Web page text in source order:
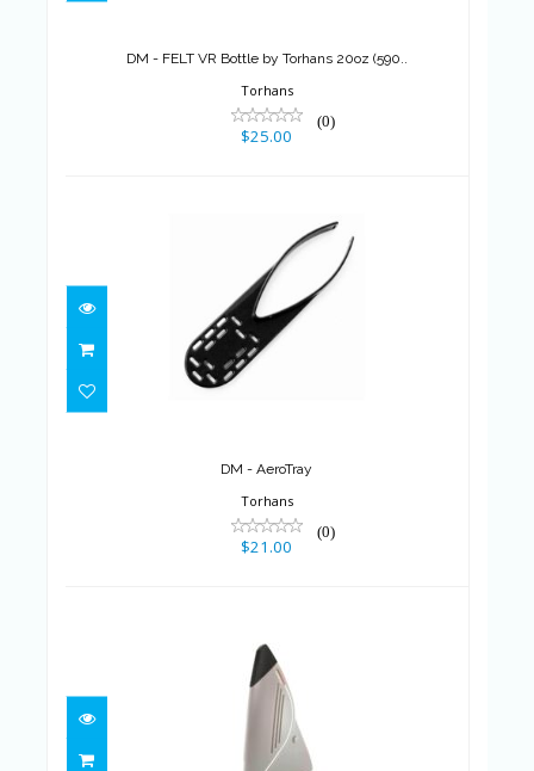
DM - FELT VR Bottle by Torhans 20oz (590..
Torhans
(0)
$25.00
DM - AeroTray
$21.00
DM - AeroTray
Torhans
(0)
$21.00